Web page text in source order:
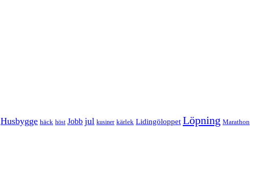
Husbygge häck höst Jobb jul kusiner kärlek Lidingöloppet Löpning Marathon